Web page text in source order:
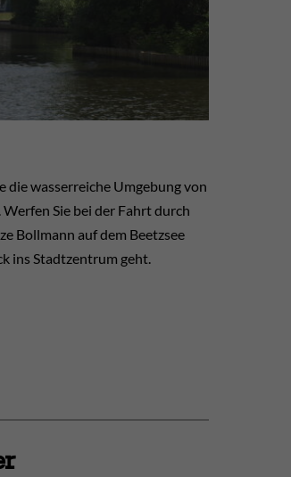
die wasserreiche Umgebung von
Sie bei der Fahrt durch
Bollmann auf dem Beetzsee
ins Stadtzentrum geht.